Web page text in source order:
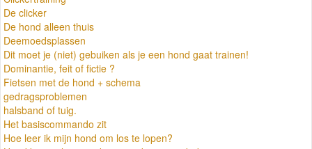
De clicker
De hond alleen thuis
Deemoedsplassen
Dit moet je (niet) gebuiken als je een hond gaat trainen!
Dominantie, feit of fictie ?
Fietsen met de hond + schema
gedragsproblemen
halsband of tuig.
Het basiscommando zit
Hoe leer ik mijn hond om los te lopen?